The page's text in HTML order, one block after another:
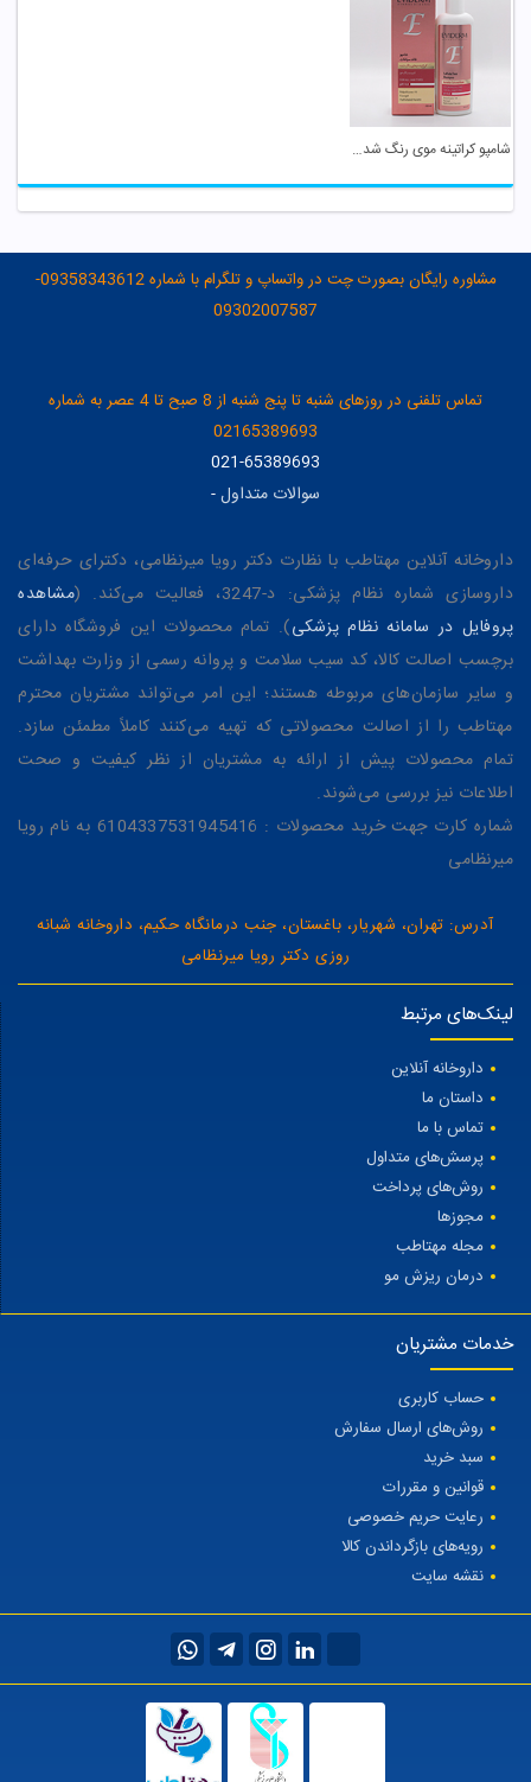
شامپو کراتینه موی رنگ شده فاقد سولفات اویدرم
مشاوره رایگان بصورت چت در واتساپ و تلگرام با شماره 09358343612-
09302007587
تماس تلفنی در روزهای شنبه تا پنج شنبه از 8 صبح تا 4 عصر به شماره
02165389693
021-65389693
سوالات متداول-
داروخانه آنلاین مهتاطب با نظارت دکتر رویا میرنظامی، دکترای حرفه‌ای
داروسازی شماره نظام پزشکی: د-3247، فعالیت می‌کند. (
مشاهده
پروفایل در سامانه نظام پزشکی). تمام محصولات این فروشگاه دارای
برچسب اصالت کالا، کد سیب سلامت و پروانه رسمی از وزارت بهداشت
و سایر سازمان‌های مربوطه هستند؛ این امر می‌تواند مشتریان محترم
مهتاطب را از اصالت محصولاتی که تهیه می‌کنند کاملاً مطمئن سازد.
تمام محصولات پیش از ارائه به مشتریان از نظر کیفیت و صحت
اطلاعات نیز بررسی می‌شوند.
شماره کارت جهت خرید محصولات : 6104337531945416 به نام رویا
میرنظامی
آدرس: تهران، شهریار، باغستان، جنب درمانگاه حکیم، داروخانه شبانه
روزی دکتر رویا میرنظامی
لینک‌های مرتبط
داروخانه آنلاین
داستان ما
تماس با ما
پرسش‌های متداول
روش‌های پرداخت
مجوزها
مجله مهتاطب
درمان ریزش مو
خدمات مشتریان
حساب کاربری
روش‌های ارسال سفارش
سبد خرید
قوانین و مقررات
رعایت حریم خصوصی
رویه‌های بازگرداندن کالا
نقشه سایت